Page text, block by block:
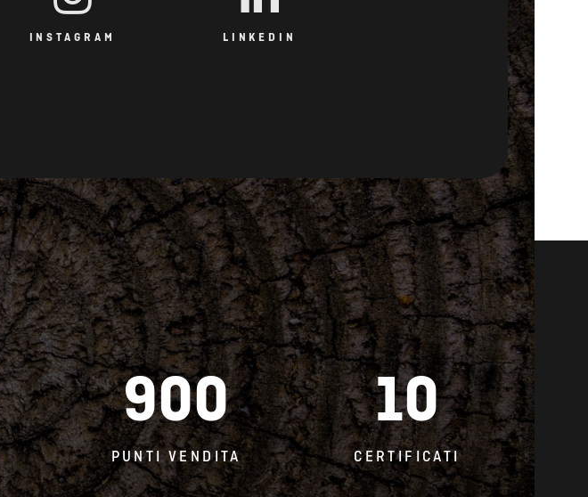
INSTAGRAM LINKEDIN
900
PUNTI VENDITA
10
CERTIFICATI